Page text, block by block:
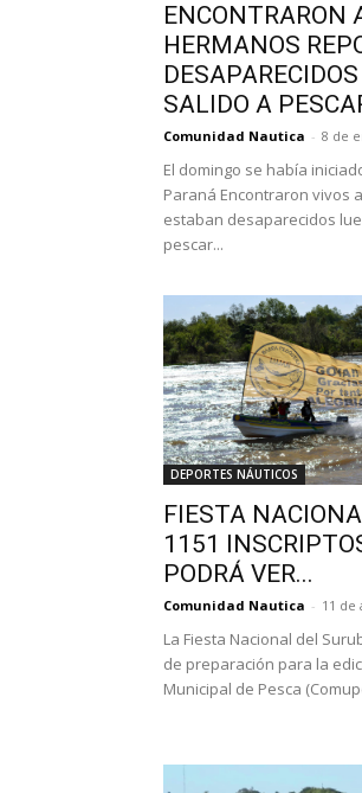
ENCONTRARON
HERMANOS
SALIDO A
Comunidad Nautica - 8 de
El domingo se había
Paraná Encontraron vivos
estaban desaparecidos
pescar...
DEPORTES NÁUTICOS
FIESTA
1151
PODRÁ VER...
Comunidad Nautica - 11 de
La Fiesta Nacional del
de preparación para la
Municipal de Pesca